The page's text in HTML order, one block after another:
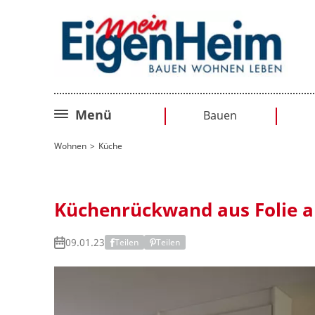
Menü Bauen
Sanieren
Wohnen Küche
Küchenrückwand aus Folie
09.01.23 Teilen Teilen